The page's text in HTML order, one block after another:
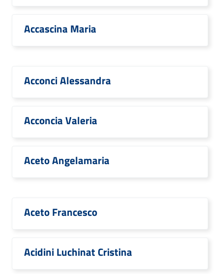
Accascina Maria
Acconci Alessandra
Acconcia Valeria
Aceto Angelamaria
Aceto Francesco
Acidini Luchinat Cristina